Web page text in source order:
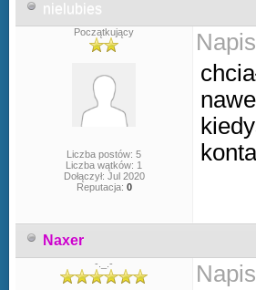
nielubies
Początkujący
Liczba postów: 5
Liczba wątków: 1
Dołączył: Jul 2020
Reputacja: 0
Naxer
-._.-